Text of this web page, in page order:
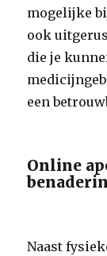
mogelijke
ook
die je
een
Online
Naast